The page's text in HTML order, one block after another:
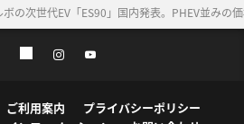
ボの次世代EV「ES90」国内発表。PHEV並みの
ご利用案内
プライバシーポリシー